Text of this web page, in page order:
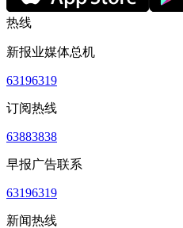
热线
新报业媒体总机
63196319
订阅热线
63883838
早报广告联系
63196319
新闻热线